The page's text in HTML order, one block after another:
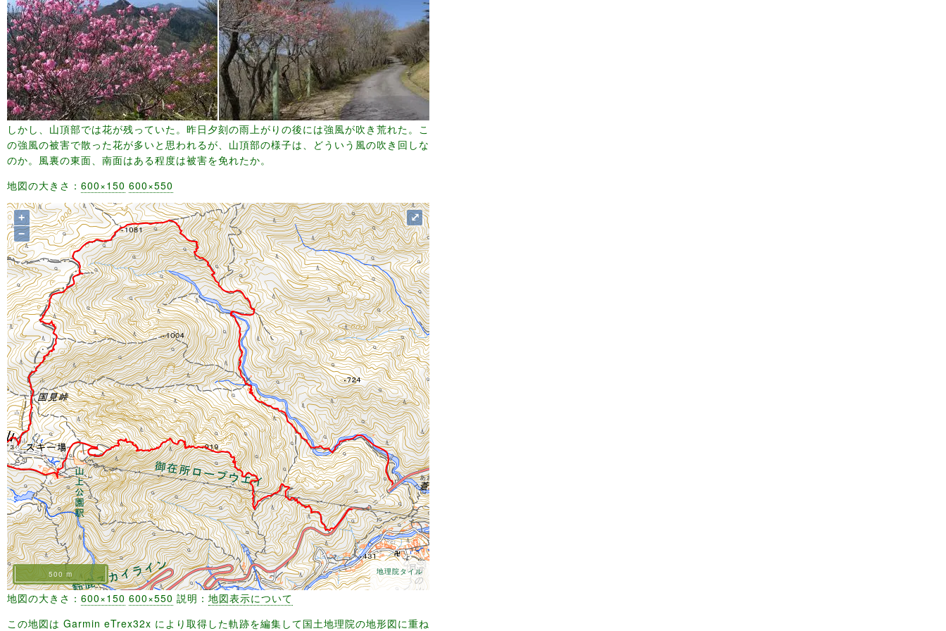
しかし、山頂部では花が残っていた。昨日夕刻の雨上がりの後には強風が吹き荒れた。こ
の強風の被害で散った花が多いと思われるが、山頂部の様子は、どういう風の吹き回しな
のか。風裏の東面、南面はある程度は被害を免れたか。
地図の大きさ： 600×150 600×550
+
−
地理院タイル
⤢
500 m
地図の大きさ： 600×150 600×550 説明： 地図表示について
この地図は Garmin eTrex32x により取得した軌跡を編集して国土地理院の地形図に重ね